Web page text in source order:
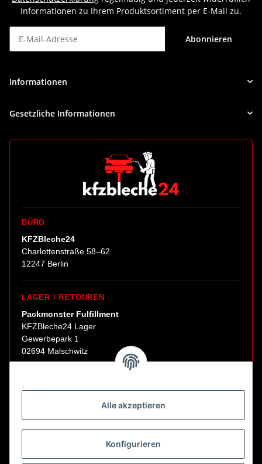
Alle akzeptieren
Konfigurieren
Informationen zu Ihrem Produktsortiment per E-Mail zu.
Abonnieren
Informationen
Gesetzliche Informationen
BÜRO
KFZBleche24
Charlottenstraße 58–62
12247 Berlin
LAGER / RETOUREN
Packmonster Fulfillment
KFZBleche24 Lager
Gewerbepark 1
02694 Malschwitz
Abholungen nur nach Terminvereinbarung.
E-Mail:sales@kfzbleche24.de
Vertrag widerrufen